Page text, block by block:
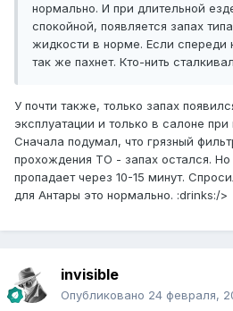
нормально. И при длительной
спокойной, появляется запах
жидкости в норме. Если спереди
так же пахнет. Кто-нить
У почти также, только запах
эксплуатации и только в салоне
Сначала подумал, что грязный
прохождения ТО - запах остался. Но
пропадает через 10-15 минут.
для Антары это нормально. :drinks:/>
invisible
Опубликовано 24 февраля,